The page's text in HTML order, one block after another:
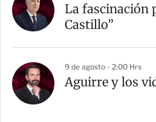
La fascinación
Castillo”
9 de agosto - 2:00 Hrs
Aguirre y los